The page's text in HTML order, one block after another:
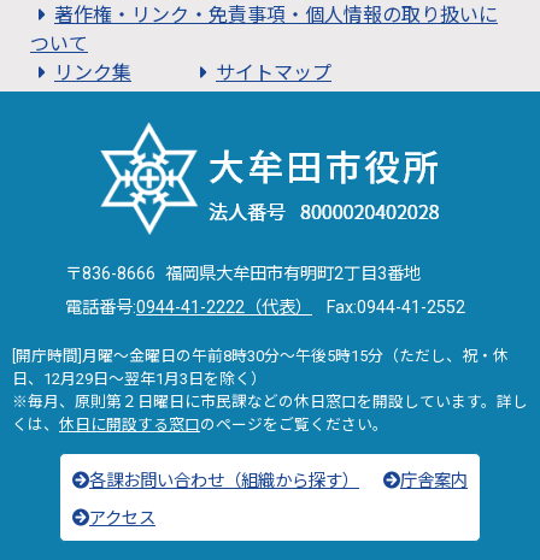
著作権・リンク・免責事項・個人情報の取り扱いに
ついて
リンク集
サイトマップ
〒836-8666 福岡県大牟田市有明町2丁目3番地
電話番号:0944-41-2222（代表） Fax:0944-41-2552
[開庁時間]月曜～金曜日の午前8時30分～午後5時15分（ただし、祝・休
日、12月29日～翌年1月3日を除く）
※毎月、原則第２日曜日に市民課などの休日窓口を開設しています。詳し
くは、 休日に開設する窓口のページをご覧ください。
各課お問い合わせ（組織から探す）
庁舎案内
アクセス